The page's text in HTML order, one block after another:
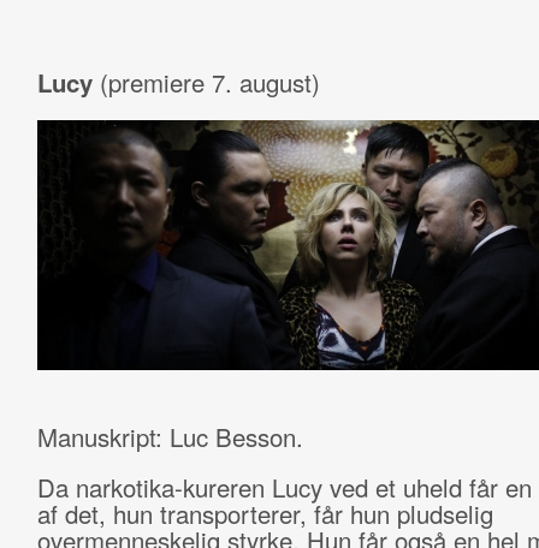
Lucy(premiere 7. august)
Manuskript: Luc Besson.
Da narkotika-kureren Lucy ved et uheld får
af det, hun transporterer, får hun pludselig
overmenneskelig styrke. Hun får også en hel